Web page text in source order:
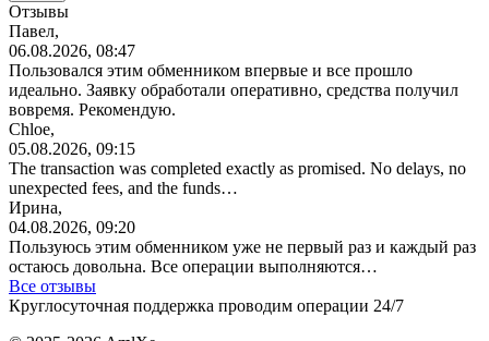
Отзывы
Павел,
06.08.2026, 08:47
Пользовался этим обменником впервые и все прошло
идеально. Заявку обработали оперативно, средства получил
вовремя. Рекомендую.
Chloe,
05.08.2026, 09:15
The transaction was completed exactly as promised. No delays, no
unexpected fees, and the funds…
Ирина,
04.08.2026, 09:20
Пользуюсь этим обменником уже не первый раз и каждый раз
остаюсь довольна. Все операции выполняются…
Все отзывы
Круглосуточная поддержка проводим операции 24/7